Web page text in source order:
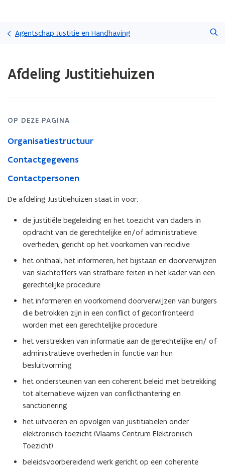
en
naar
gaan
Agentschap Justitie en Handhaving
met
laden.
op:
Justitiehuizen
Afdeling Justitiehuizen
OP DEZE PAGINA
Organisatiestructuur
Contactgegevens
Contactpersonen
De afdeling Justitiehuizen staat in voor:
de justitiële begeleiding en het toezicht van daders in
opdracht van de gerechtelijke en/of administratieve
overheden, gericht op het voorkomen van recidive
het onthaal, het informeren, het bijstaan en doorverwijzen
van slachtoffers van strafbare feiten in het kader van een
gerechtelijke procedure
het informeren en voorkomend doorverwijzen van burgers
die betrokken zijn in een conflict of geconfronteerd
worden met een gerechtelijke procedure
het verstrekken van informatie aan de gerechtelijke en/ of
administratieve overheden in functie van hun
besluitvorming
het ondersteunen van een coherent beleid met betrekking
tot alternatieve wijzen van conflicthantering en
sanctionering
het uitvoeren en opvolgen van justitiabelen onder
elektronisch toezicht (Vlaams Centrum Elektronisch
Toezicht)
beleidsvoorbereidend werk gericht op een coherente